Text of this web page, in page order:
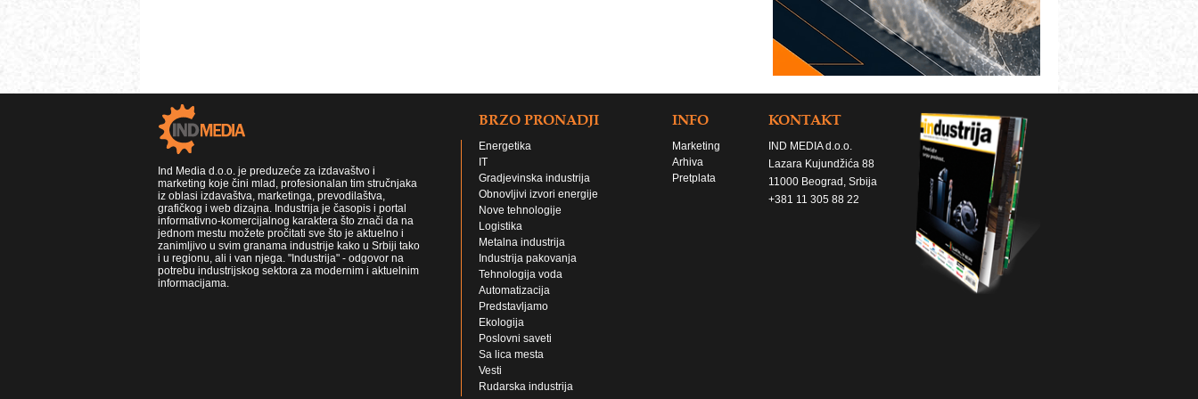
Ind Media d.o.o. je preduzeće za izdavaštvo i
marketing koje čini mlad, profesionalan tim stručnjaka
iz oblasi izdavaštva, marketinga, prevodilaštva,
grafičkog i web dizajna. Industrija je časopis i portal
informativno-komercijalnog karaktera što znači da na
jednom mestu možete pročitati sve što je aktuelno i
zanimljivo u svim granama industrije kako u Srbiji tako
i u regionu, ali i van njega. "Industrija" - odgovor na
potrebu industrijskog sektora za modernim i aktuelnim
informacijama.
BRZO PRONADJI
Energetika
IT
Gradjevinska industrija
Obnovljivi izvori energije
Nove tehnologije
Logistika
Metalna industrija
Industrija pakovanja
Tehnologija voda
Automatizacija
Predstavljamo
Ekologija
Poslovni saveti
Sa lica mesta
Vesti
Rudarska industrija
INFO
Marketing
Arhiva
Pretplata
KONTAKT
IND MEDIA d.o.o.
Lazara Kujundžića 88
11000 Beograd, Srbija
+381 11 305 88 22